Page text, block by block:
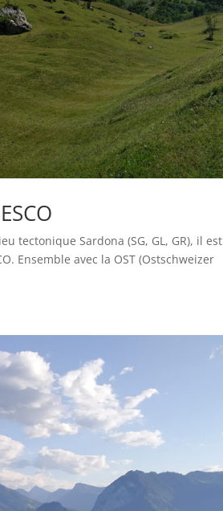
tectonique Sardona (SG, GL, GR), il est
Ensemble avec la OST (Ostschweizer